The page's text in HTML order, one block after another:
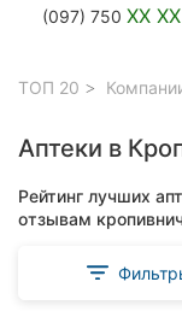
(097) 750 XX XX
ТОП 20
Аптеки в
Рейтинг лучших
отзывам